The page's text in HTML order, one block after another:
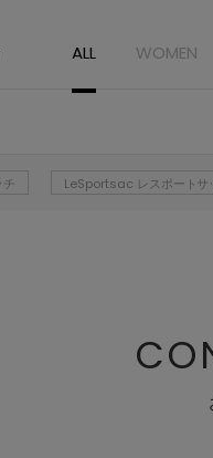
ALL WOMEN
LeSportsac レスポートサ